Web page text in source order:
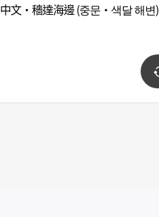
中文·穡達海邊 (중문·색달 해변)